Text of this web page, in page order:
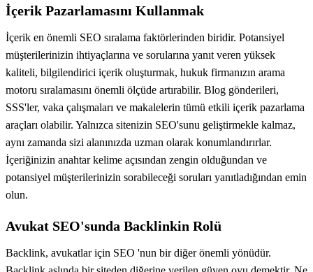
İçerik Pazarlamasını Kullanmak
İçerik en önemli SEO sıralama faktörlerinden biridir. Potansiyel
müşterilerinizin ihtiyaçlarına ve sorularına yanıt veren yüksek
kaliteli, bilgilendirici içerik oluşturmak, hukuk firmanızın arama
motoru sıralamasını önemli ölçüde artırabilir. Blog gönderileri,
SSS'ler, vaka çalışmaları ve makalelerin tümü etkili içerik pazarlama
araçları olabilir. Yalnızca sitenizin SEO'sunu geliştirmekle kalmaz,
aynı zamanda sizi alanınızda uzman olarak konumlandırırlar.
İçeriğinizin anahtar kelime açısından zengin olduğundan ve
potansiyel müşterilerinizin sorabileceği soruları yanıtladığından emin
olun.
Avukat SEO'sunda Backlinkin Rolü
Backlink, avukatlar için SEO 'nun bir diğer önemli yönüdür.